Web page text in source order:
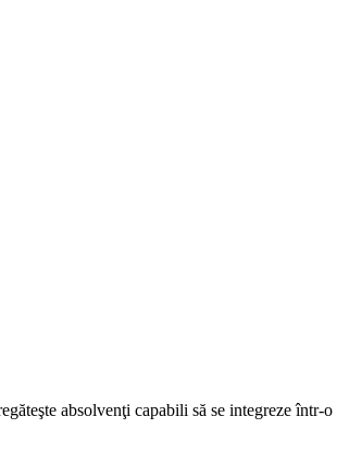
absolvenţi capabili să se integreze într-